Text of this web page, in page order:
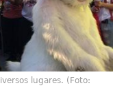
lugares. (Foto: